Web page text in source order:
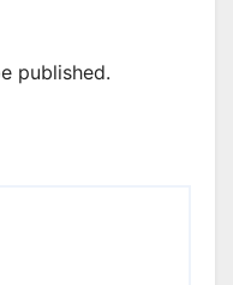
published.